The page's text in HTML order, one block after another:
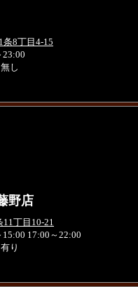
8丁目4-15
23:00
し
野店
丁目10-21
15:00 17:00～22:00
り